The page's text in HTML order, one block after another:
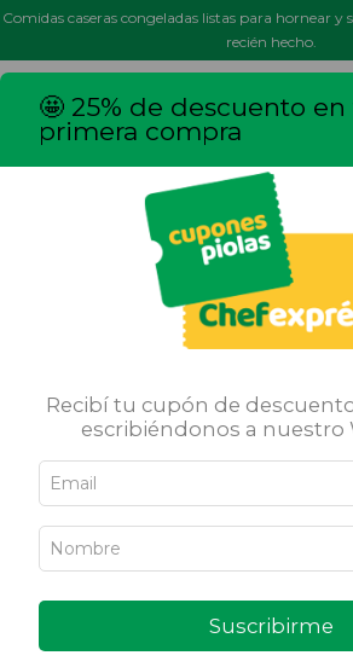
Comidas caseras congeladas listas para hornear y
recién hecho.
Ricas, saludables y sin conservantes. Nuestras
Inicio Pastas y Salsas
🤩 25% de descuento en
primera compra
Recibí tu cupón de
escribiéndonos a nuestro
Suscribirme